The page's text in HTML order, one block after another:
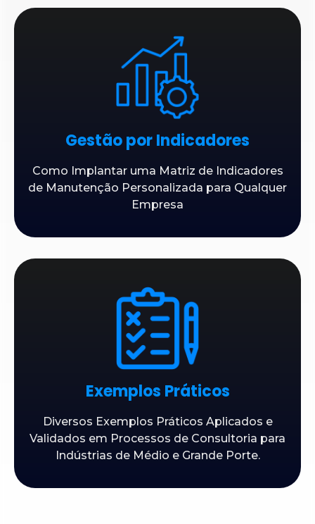
Gestão por Indicadores
Como Implantar uma Matriz de Indicadores
de Manutenção Personalizada para Qualquer
Empresa
Exemplos Práticos
Diversos Exemplos Práticos Aplicados e
Validados em Processos de Consultoria para
Indústrias de Médio e Grande Porte.